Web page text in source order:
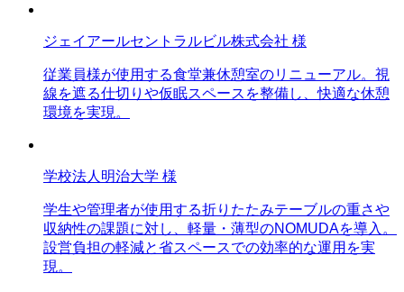
ジェイアールセントラルビル株式会社 様
従業員様が使用する食堂兼休憩室のリニューアル。視
線を遮る仕切りや仮眠スペースを整備し、快適な休憩
環境を実現。
学校法人明治大学 様
学生や管理者が使用する折りたたみテーブルの重さや
収納性の課題に対し、軽量・薄型のNOMUDAを導入。
設営負担の軽減と省スペースでの効率的な運用を実
現。